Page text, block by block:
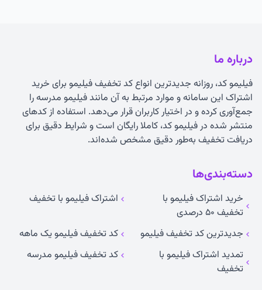
درباره ما
فیلیمو کد، روزانه جدیدترین انواعکد تخفیف فیلیمو برای خرید
اشتراک این سامانه و موارد مرتبط به آن مانند فیلیمو مدرسه را
جمع‌آوری کرده و در اختیار کاربران قرار می‌دهد. استفاده از کدهای
منتشر شده در فیلیمو کد، کاملا رایگان است و شرایط دقیق برای
دریافت تخفیف به‌طور دقیق مشخص شده‌اند.
دسته‌بندی‌ها
خرید اشتراک فیلیمو با
تخفیف ۵۰ درصدی
اشتراک فیلیمو با تخفیف
جدیدترین کد تخفیف فیلیمو
کد تخفیف فیلیمو یک ماهه
تمدید اشتراک فیلیمو با
تخفیف
کد تخفیف فیلیمو مدرسه